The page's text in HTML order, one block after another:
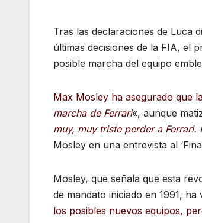
Tras las declaraciones de Luca
últimas decisiones de la FIA, el
posible marcha del equipo
Max Mosley ha asegurado que
marcha de Ferrari«, aunque
muy, muy triste perder a Ferrari.
Mosley en una entrevista al
Mosley, que señala que esta
de mandato iniciado en 1991, ha
los posibles nuevos equipos,